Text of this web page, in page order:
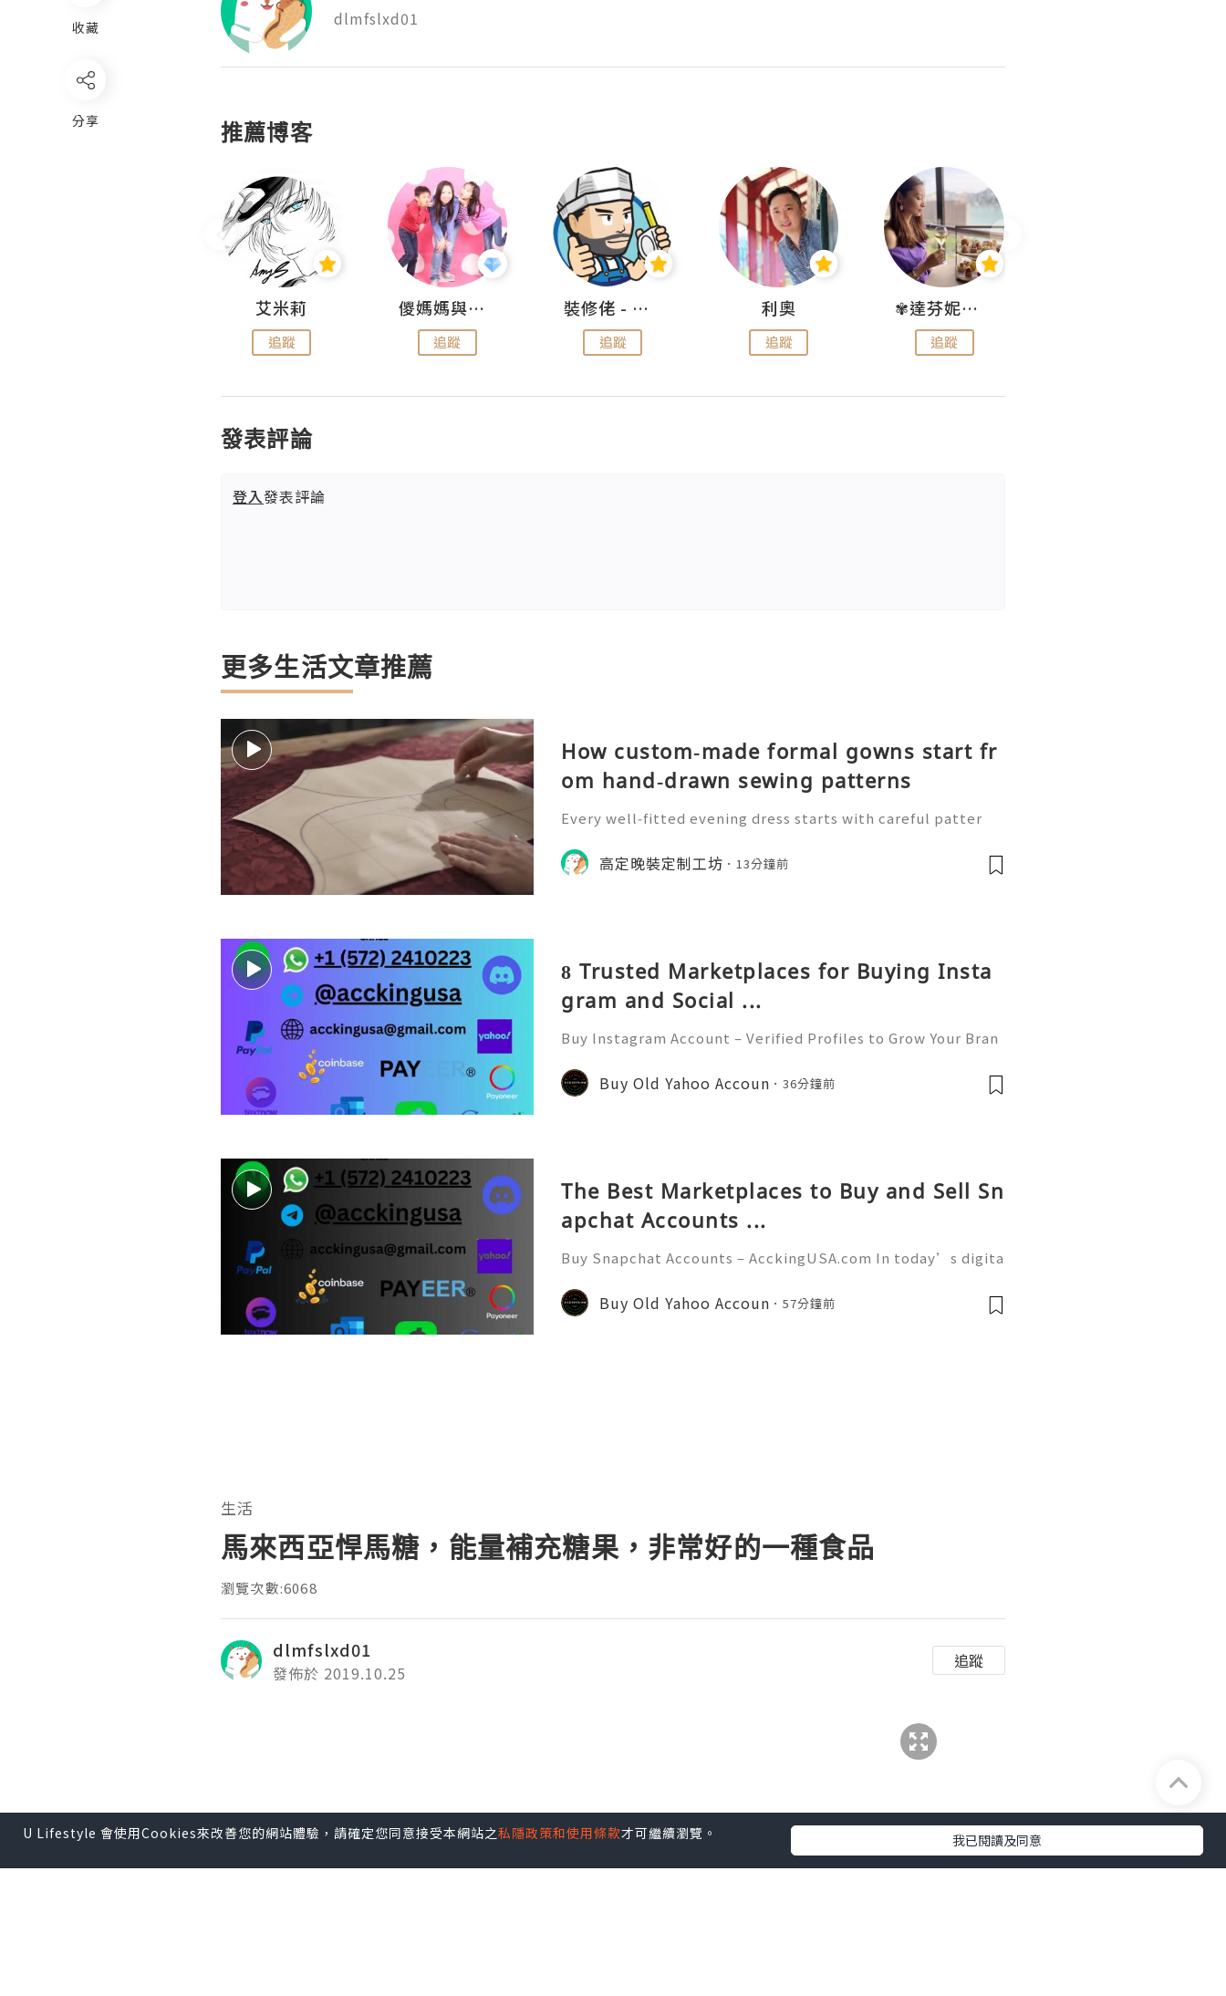
收藏
分享
dlmfslxd01
推薦博客
艾米莉
追蹤
儍媽媽與兩隻小魔怪之家
追蹤
裝修佬 - 香港一站式網上裝修平台
追蹤
利奧
追蹤
✾達芬妮•愛孩子•愛生活✾
追蹤
發表評論
登入發表評論
更多生活文章推薦
How custom‑made formal gowns start fr
om hand‑drawn sewing patterns
Every well‑fitted evening dress starts with careful patter
r to define waistline, shoulder strap and skirt shape. Follow
the whole handmade‑ma
高定晚裝定制工坊 13分鐘前
8 Trusted Marketplaces for Buying Insta
gram and Social ...
Buy Instagram Account – Verified Profiles to Grow Your Bran
e of the most powerful social media platforms for businesse
s, influencers, marketer
Buy Old Yahoo Accoun 36分鐘前
The Best Marketplaces to Buy and Sell Sn
apchat Accounts ...
Buy Snapchat Accounts – AcckingUSA.com In today’s digita
nication, branding, and marketing. AcckingUSA.com Snapch
at has become one of the most
Buy Old Yahoo Accoun 57分鐘前
生活
馬來西亞悍馬糖，能量補充糖果，非常好的一種食品
瀏覽次數:6068
dlmfslxd01
發佈於 2019.10.25
追蹤
U Lifestyle 會使用Cookies來改善您的網站體驗，請確定您同意接受本網站之私隱政策和使用條款才可繼續瀏覽。 我已閱讀及同意